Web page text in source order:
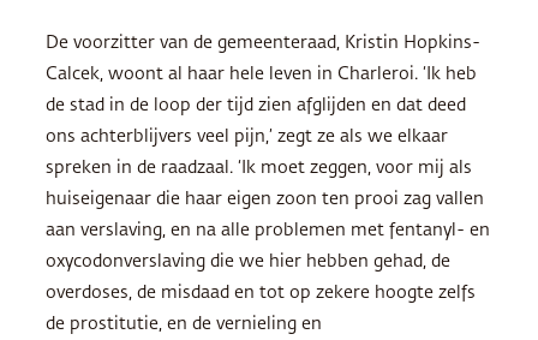
De voorzitter van de gemeenteraad, Kristin Hopkins-
Calcek, woont al haar hele leven in Charleroi. ‘Ik heb
de stad in de loop der tijd zien afglijden en dat deed
ons achterblijvers veel pijn,’ zegt ze als we elkaar
spreken in de raadzaal. ‘Ik moet zeggen, voor mij als
huiseigenaar die haar eigen zoon ten prooi zag vallen
aan verslaving, en na alle problemen met fentanyl- en
oxycodonverslaving die we hier hebben gehad, de
overdoses, de misdaad en tot op zekere hoogte zelfs
de prostitutie, en de vernieling en